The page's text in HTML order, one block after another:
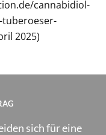
cannabidiol-
tuberoeser-
2025)
sich für eine